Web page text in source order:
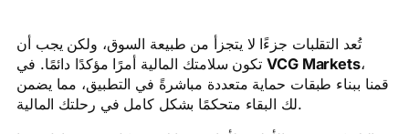
تُعد التقلبات جزءًا لا يتجزأ من طبيعة السوق، ولكن يجب أن
تكون سلامتك المالية أمرًا مؤكدًا دائمًا. فيVCG Markets،
قمنا ببناء طبقات حماية متعددة مباشرةً في التطبيق، مما يضمن
لك البقاء متحكمًا بشكل كامل في رحلتك المالية.